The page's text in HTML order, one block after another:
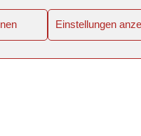
Einstellungen
€